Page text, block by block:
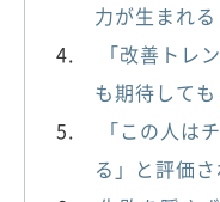
力が生まれる
「改善トレ
も期待して
「この人は
る」と評価